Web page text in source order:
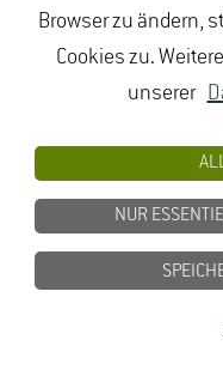
Qualitäts-Kontrolle
Vorschriften für die
von Korken durch
Freund M., Ebert J.
Tiefenfiltration -
(2016):
Browser zu ändern,
Cookies zu.
unserer
NUR